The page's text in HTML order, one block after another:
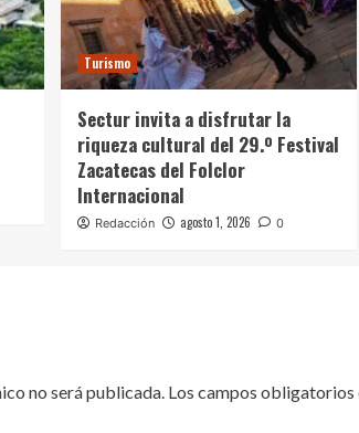
Turismo
Sectur invita a disfrutar la
riqueza cultural del 29.º Festival
Zacatecas del Folclor
Internacional
Redacción agosto 1, 2026 0
no será publicada. Los campos obligatorios